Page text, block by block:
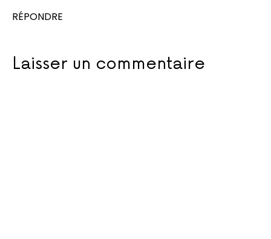
RÉPONDRE
Laisser un commentaire